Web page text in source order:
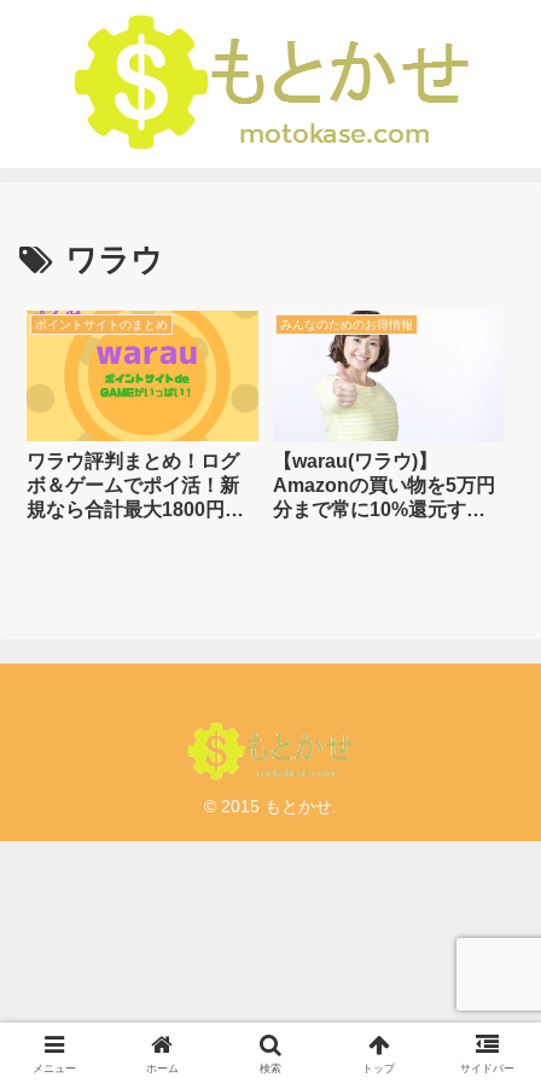
ワラウ
ポイントサイトのまとめ
ワラウ評判まとめ！ログ
ボ＆ゲームでポイ活！新
規なら合計最大1800円分
みんなのためのお得情報
【warau(ワラウ)】
Amazonの買い物を5万円
分まで常に10%還元する
© 2015 もとかせ.
メニュー ホーム 検索 トップ サイドバー